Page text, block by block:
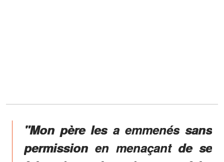
"Mon père les a emmenés sans
permission en menaçantde se